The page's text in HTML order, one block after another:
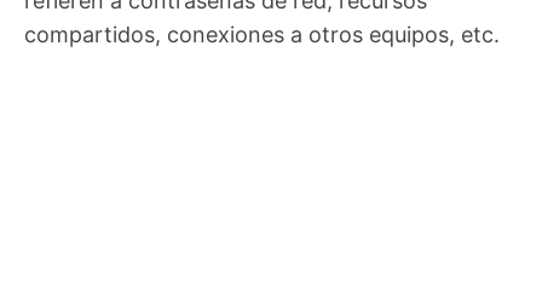
compartidos, conexiones a otros equipos, etc.